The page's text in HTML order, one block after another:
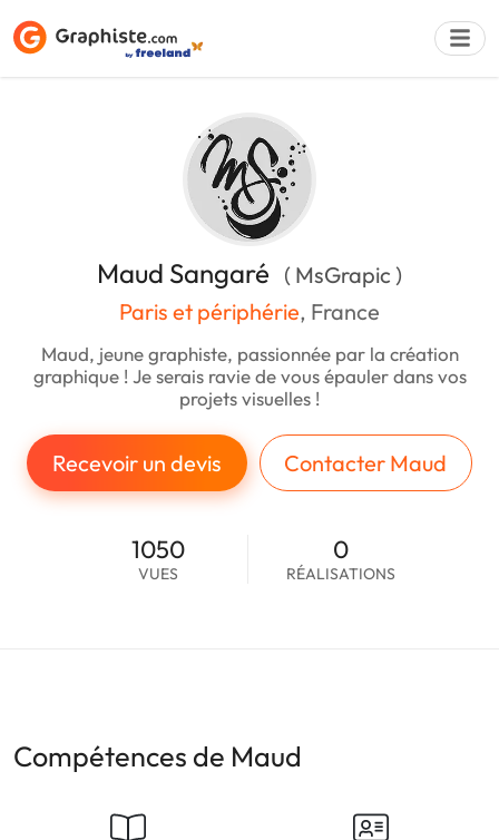
Maud Sangaré ( MsGrapic )
Paris et périphérie, France
Maud, jeune graphiste, passionnée par la création
graphique ! Je serais ravie de vous épauler dans vos
projets visuelles !
Recevoir un devis Contacter Maud
1050
VUES
0
RÉALISATIONS
Compétences de Maud